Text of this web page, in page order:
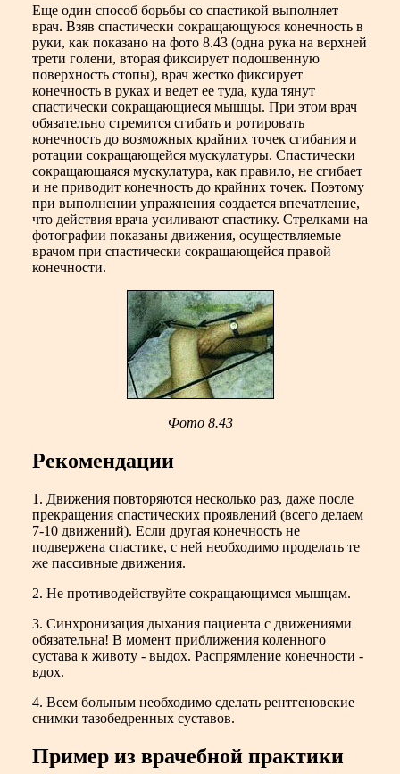
Еще один способ борьбы со спастикой выполняет
врач. Взяв спастически сокращающуюся конечность в
руки, как показано на фото 8.43 (одна рука на верхней
трети голени, вторая фиксирует подошвенную
поверхность стопы), врач жестко фиксирует
конечность в руках и ведет ее туда, куда тянут
спастически сокращающиеся мышцы. При этом врач
обязательно стремится сгибать и ротировать
конечность до возможных крайних точек сгибания и
ротации сокращающейся мускулатуры. Спастически
сокращающаяся мускулатура, как правило, не сгибает
и не приводит конечность до крайних точек. Поэтому
при выполнении упражнения создается впечатление,
что действия врача усиливают спастику. Стрелками на
фотографии показаны движения, осуществляемые
врачом при спастически сокращающейся правой
конечности.
Фото 8.43
Рекомендации
1. Движения повторяются несколько раз, даже после
прекращения спастических проявлений (всего делаем
7-10 движений). Если другая конечность не
подвержена спастике, с ней необходимо проделать те
же пассивные движения.
2. Не противодействуйте сокращающимся мышцам.
3. Синхронизация дыхания пациента с движениями
обязательна! В момент приближения коленного
сустава к животу - выдох. Распрямление конечности -
вдох.
4. Всем больным необходимо сделать рентгеновские
снимки тазобедренных суставов.
Пример из врачебной практики